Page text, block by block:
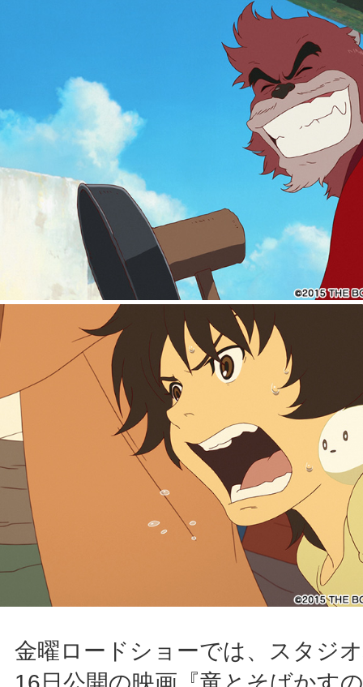
金曜ロードショーでは、スタジ